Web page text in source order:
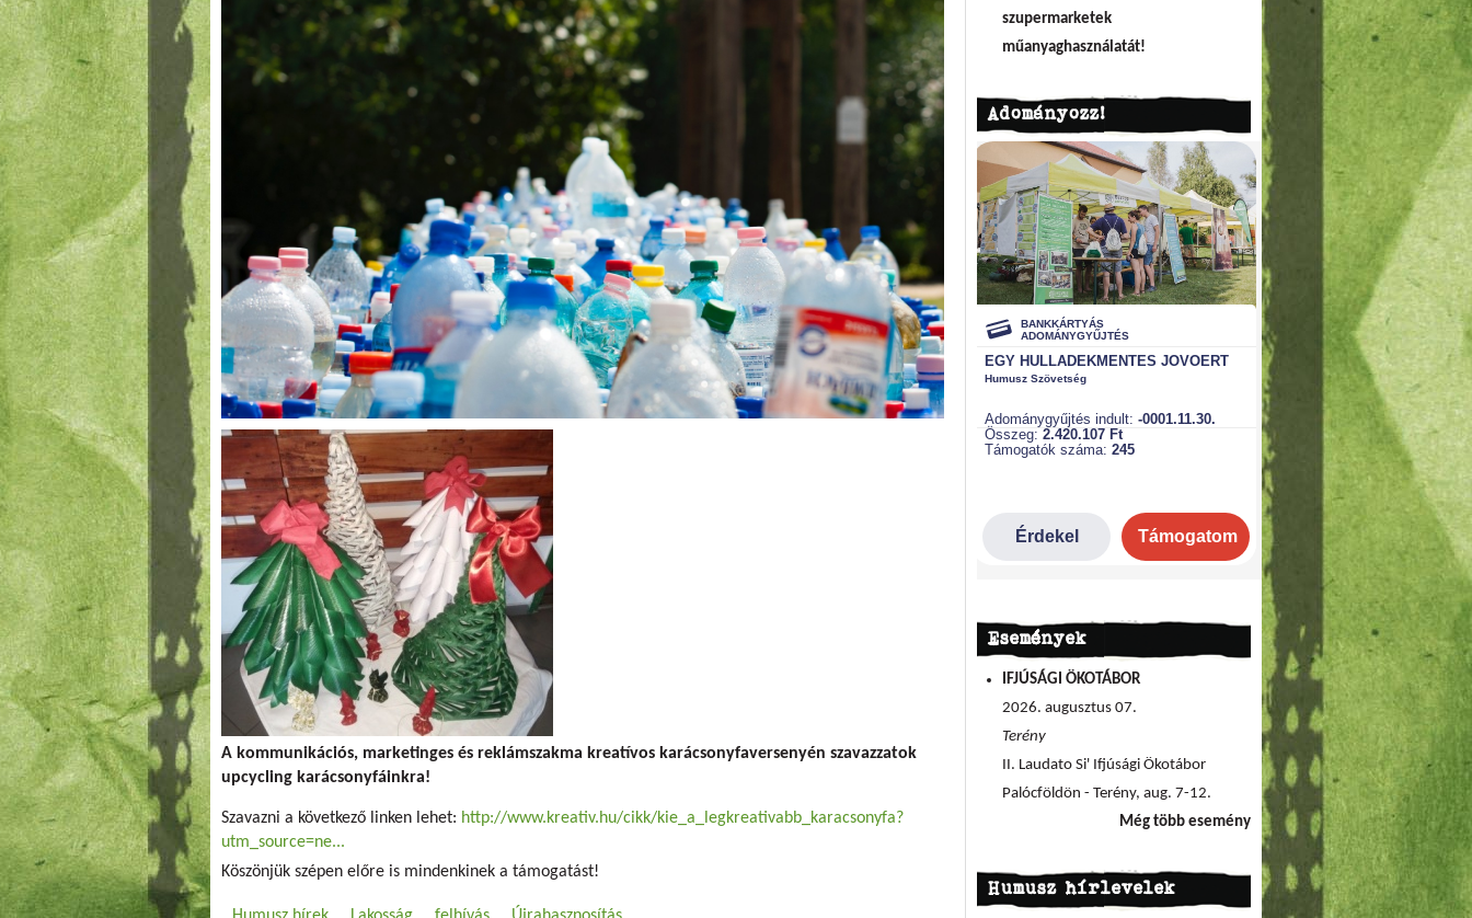
A kommunikációs, marketinges és reklámszakma kreatívos karácsonyfaversenyén szavazzatok
upcycling karácsonyfáinkra!
Szavazni a következő linken lehet: http://www.kreativ.hu/cikk/kie_a_legkreativabb_karacsonyfa?
utm_source=ne...
Köszönjük szépen előre is mindenkinek a támogatást!
szupermarketek
műanyaghasználatát!
Adományozz!
Események
IFJÚSÁGI ÖKOTÁBOR
2026. augusztus 07.
Terény
II. Laudato Si' Ifjúsági Ökotábor
Palócföldön - Terény, aug. 7-12.
Még több esemény
Humusz hírlevelek